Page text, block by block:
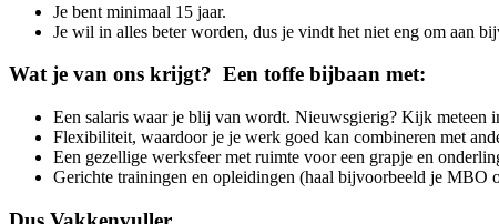
Je bent minimaal 15 jaar.
Je wil in alles beter worden, dus je vindt het niet eng om aan
Wat je van ons krijgt? Een toffe bijbaan met:
Een salaris waar je blij van wordt. Nieuwsgierig? Kijk meteen
Flexibiliteit, waardoor je je werk goed kan combineren met
Een gezellige werksfeer met ruimte voor een grapje en
Gerichte trainingen en opleidingen (haal bijvoorbeeld je MBO